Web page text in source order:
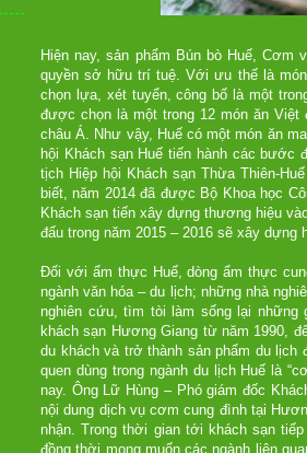
Hiện nay, sản phẩm Bún bò Huế,
quyền sở hữu trí tuệ. Với ưu thế là
chọn lựa, xét tuyển, công bố là một
được chọn là một trong 12 món ăn
châu Á. Như vậy, Huế có một món ăn
hội Khách sạn Huế tiến hành các bước
tịch Hiệp hội Khách sạn Thừa Thiên-
biết, năm 2014 đã được Bộ Khoa học
Khách sạn tiến xây dựng thương hiệu
đấu trong năm 2015 – 2016 sẽ xây
Đối với ẩm thực Huế, dòng ẩm thực
ngành văn hóa – du lịch; những nhà
nghiên cứu, tìm tòi làm sống lại
khách sạn Hương Giang từ năm 1990,
du khách và trở thành sản phẩm du
quen dùng trong ngành du lịch Huế là
nay. Ông Lữ Hùng – Phó giám đốc
nội dung dịch vụ cơm cung đình tại
nhận. Trong thời gian tới khách sạn
đồng thời mong muốn các ngành liên